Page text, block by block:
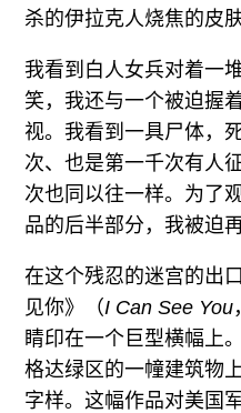
杀的伊拉克人烧焦的皮
我看到白人女兵对着一
笑，我还与一个被迫握
视。我看到一具尸体，
次、也是第一千次有人
次也同以往一样。为了
品的后半部分，我被迫
在这个残忍的迷宫的出
见你》（I Can See You
睛印在一个巨型横幅上
格达绿区的一幢建筑物
字样。这幅作品对美国